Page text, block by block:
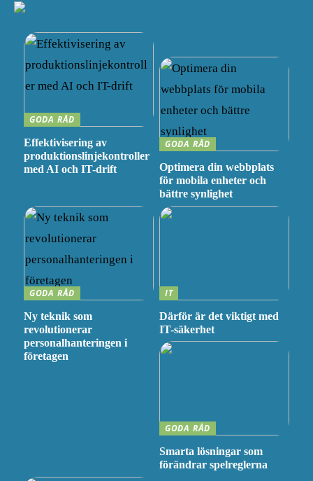
GODA RÅD
Effektivisering av
produktionslinjekontroller
med AI och IT-drift
GODA RÅD
Optimera din webbplats
för mobila enheter och
bättre synlighet
GODA RÅD
Ny teknik som
revolutionerar
personalhanteringen i
företagen
IT
Därför är det viktigt med
IT-säkerhet
GODA RÅD
Smarta lösningar som
förändrar spelreglerna